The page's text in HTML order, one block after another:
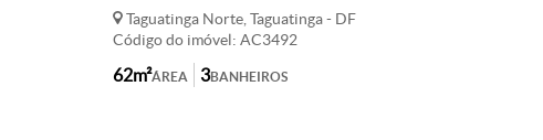
Taguatinga Norte, Taguatinga - DF
Código do imóvel: AC3492
ÁREA
62m² BANHEIROS
3